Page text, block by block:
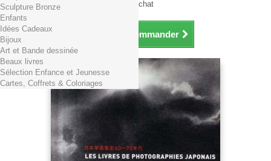
Frais de port TTC
0,01€ dès 29€ d'achat
Total TTC
Continuer mes achats Commander
Sculpture Bronze
Enfants
Idées Cadeaux
Bijoux
Art et Bande dessinée
Beaux livres
Sélection Enfance et Jeunesse
Cartes, Coffrets & Coloriages